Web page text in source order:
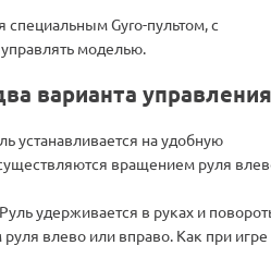
специальным Gyro-пультом, с
моделью.
варианта
устанавливается на удобную
вращением руля
удерживается в руках и
влево или вправо. Как при игре